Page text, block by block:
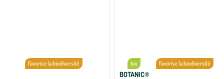
Favorise la biodiversité bio Favorise la biodiversité
BOTANIC®